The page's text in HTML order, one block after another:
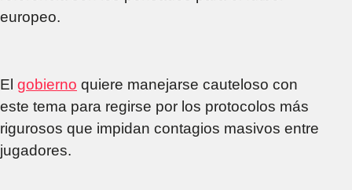
europeo.
El gobierno quiere manejarse cauteloso con
este tema para regirse por los protocolos más
rigurosos que impidan contagios masivos entre
jugadores.